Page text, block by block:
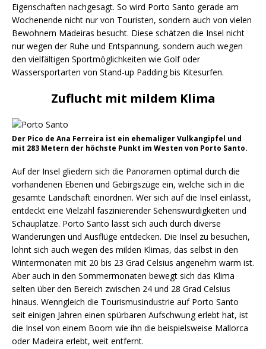
Eigenschaften nachgesagt. So wird Porto Santo gerade am
Wochenende nicht nur von Touristen, sondern auch von vielen
Bewohnern Madeiras besucht. Diese schätzen die Insel nicht
nur wegen der Ruhe und Entspannung, sondern auch wegen
den vielfältigen Sportmöglichkeiten wie Golf oder
Wassersportarten von Stand-up Padding bis Kitesurfen.
Zuflucht mit mildem Klima
Der Pico de Ana Ferreira ist ein ehemaliger Vulkangipfel und
mit 283 Metern der höchste Punkt im Westen von Porto Santo.
Auf der Insel gliedern sich die Panoramen optimal durch die
vorhandenen Ebenen und Gebirgszüge ein, welche sich in die
gesamte Landschaft einordnen. Wer sich auf die Insel einlässt,
entdeckt eine Vielzahl faszinierender Sehenswürdigkeiten und
Schauplätze. Porto Santo lässt sich auch durch diverse
Wanderungen und Ausflüge entdecken. Die Insel zu besuchen,
lohnt sich auch wegen des milden Klimas, das selbst in den
Wintermonaten mit 20 bis 23 Grad Celsius angenehm warm ist.
Aber auch in den Sommermonaten bewegt sich das Klima
selten über den Bereich zwischen 24 und 28 Grad Celsius
hinaus. Wenngleich die Tourismusindustrie auf Porto Santo
seit einigen Jahren einen spürbaren Aufschwung erlebt hat, ist
die Insel von einem Boom wie ihn die beispielsweise Mallorca
oder Madeira erlebt, weit entfernt.